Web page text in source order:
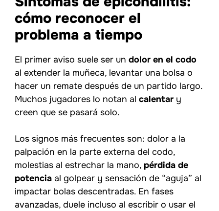
cómo reconocer el
problema a tiempo
El primer aviso suele ser un dolor en el codo
al extender la muñeca, levantar una bolsa o
hacer un remate después de un partido largo.
Muchos jugadores lo notan al calentar y
creen que se pasará solo.
Los signos más frecuentes son: dolor a la
palpación en la parte externa del codo,
molestias al estrechar la mano, pérdida de
potencia al golpear y sensación de “aguja” al
impactar bolas descentradas. En fases
avanzadas, duele incluso al escribir o usar el